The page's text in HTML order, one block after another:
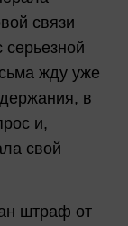
связи
жду уже
в
и,
свой
штраф от